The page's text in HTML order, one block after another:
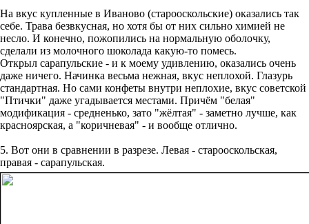
На вкус купленные в Иваново (старооскольские) оказались так
себе. Трава безвкусная, но хотя бы от них сильно химией не
несло. И конечно, пожопились на нормальную оболочку,
сделали из молочного шоколада какую-то помесь.
Открыл сарапульские - и к моему удивлению, оказались очень
даже ничего. Начинка весьма нежная, вкус неплохой. Глазурь
стандартная. Но сами конфеты внутри неплохие, вкус советской
"Птички" даже угадывается местами. Причём "белая"
модификация - средненько, зато "жёлтая" - заметно лучше, как
красноярская, а "коричневая" - и вообще отлично.
5. Вот они в сравнении в разрезе. Левая - старооскольская,
правая - сарапульская.